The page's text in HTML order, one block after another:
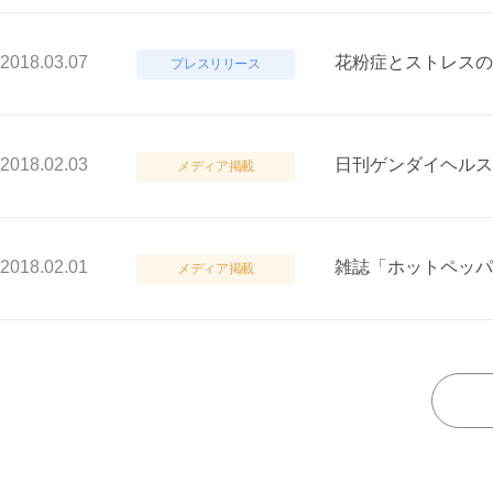
2018.03.07 プレスリリース 花粉症とストレス
2018.02.03 メディア掲載 日刊ゲンダイヘル
2018.02.01 メディア掲載 雑誌「ホットペッ